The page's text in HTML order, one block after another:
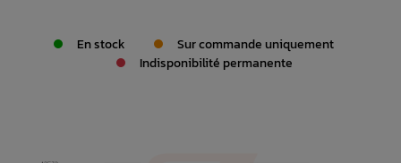
En stock
Sur commande uniquement
Indisponibilité permanente